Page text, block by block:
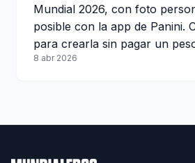
Mundial 2026, con foto
posible con la app de Panini.
para crearla sin pagar un
8 abr 2026